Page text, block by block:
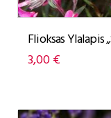
Flioksas Ylalapis
3,00€